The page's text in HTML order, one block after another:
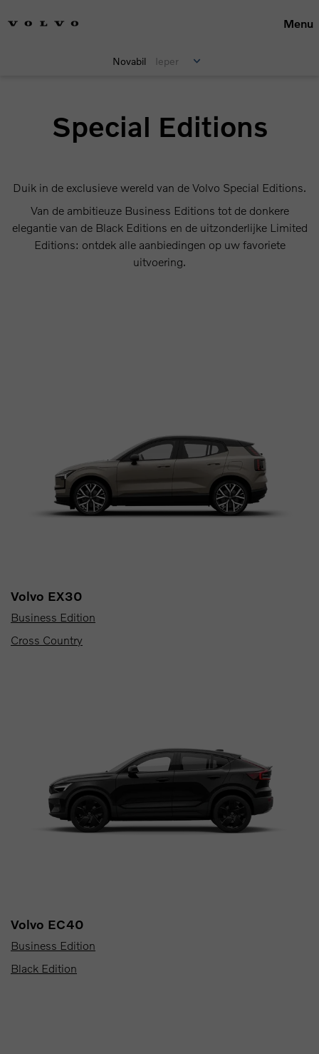
Menu
Novabil Ieper
Special Editions
Duik in de exclusieve wereld van de Volvo Special Editions.
Van de ambitieuze Business Editions tot de donkere
elegantie van de Black Editions en de uitzonderlijke Limited
Editions: ontdek alle aanbiedingen op uw favoriete
uitvoering.
Volvo EX30
Business Edition
Cross Country
Volvo EC40
Business Edition
Black Edition